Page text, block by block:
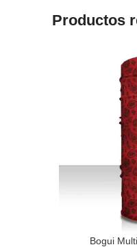
Productos
Bogui